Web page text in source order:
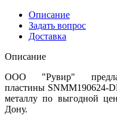
Описание
Задать вопрос
Доставка
Описание
ООО "Рувир"
пластины SNMM190624-
металлу по выгодной
Дону.